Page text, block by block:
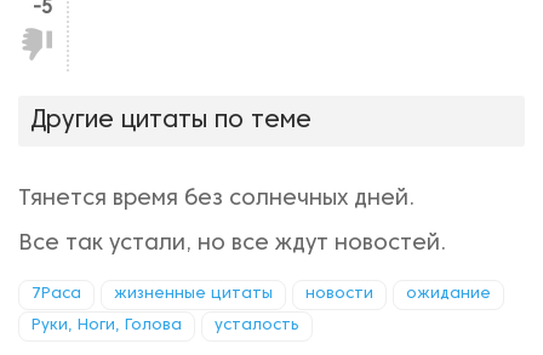
-5
Не
нравится!
Другие цитаты по теме
Тянется время без солнечных дней.
Все так устали, но все ждут новостей.
7Раса жизненные цитаты новости ожидание
Руки, Ноги, Голова усталость